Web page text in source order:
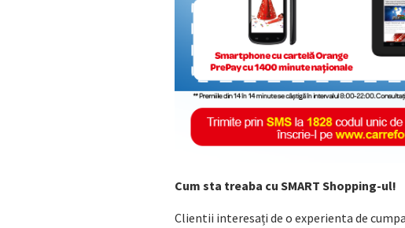
Cum sta treaba cu SMART Shopping-ul!
Clientii interesați de o experienta de